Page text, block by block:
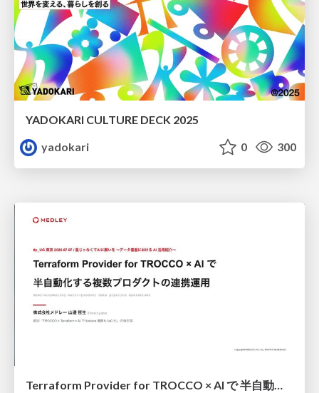
YADOKARI CULTURE DECK 2025
yadokari
0 300
Terraform Provider for TROCCO × AI で 半自動化する複数プロダクトの連携運用 / Semi-Automating Multi-Product Data Integration Ops with the Terraform Provider for TROCCO × AI